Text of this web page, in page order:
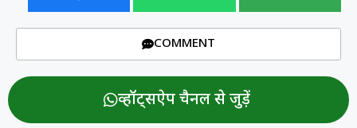
COMMENT
व्हॉट्सऐप चैनल से जुड़ें